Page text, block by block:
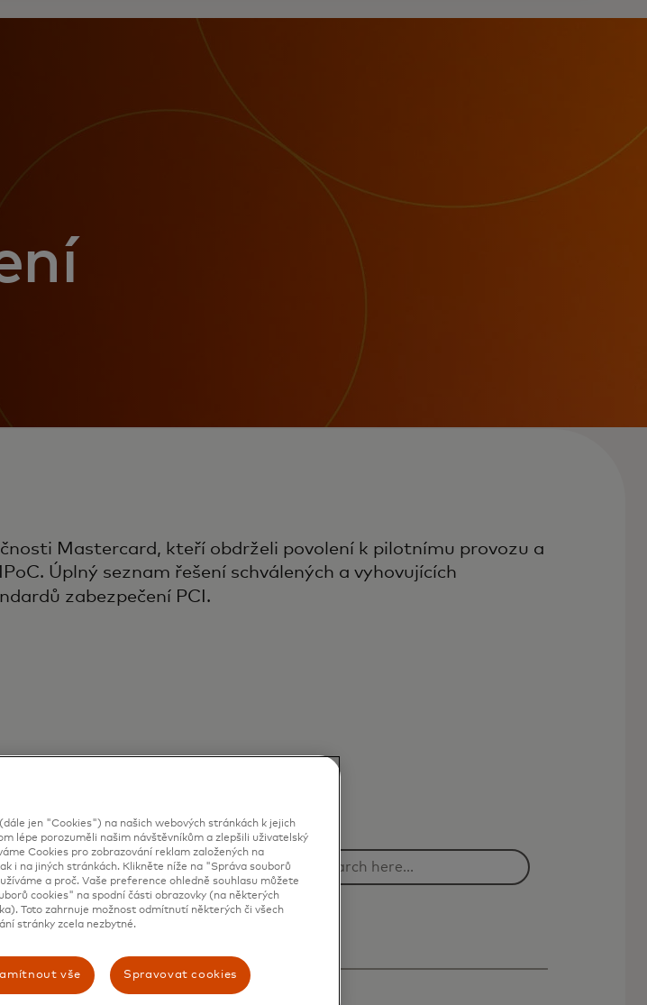
Mastercard, kteří obdrželi povolení k pilotnímu provozu a
Úplný seznam řešení schválených a vyhovujících
a new tabzabezpečení PCI.
jen "Cookies") na našich webových stránkách k jejich
lépe porozuměli našim návštěvníkům a zlepšili uživatelský
Cookies pro zobrazování reklam založených na
i na jiných stránkách. Klikněte níže na "Správa souborů
a proč. Vaše preference ohledně souhlasu můžete
cookies" na spodní části obrazovky (na některých
Toto zahrnuje možnost odmítnutí některých či všech
stránky zcela nezbytné.
vše Spravovat cookies